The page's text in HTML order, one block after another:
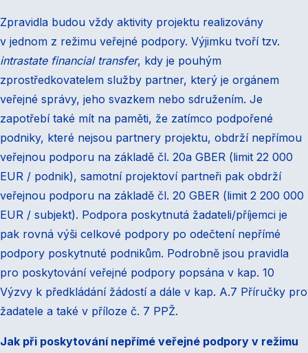
Zpravidla budou vždy aktivity projektu realizovány
v jednom z režimu veřejné podpory. Výjimku tvoří tzv.
intrastate financial transfer, kdy je pouhým
zprostředkovatelem služby partner, který je orgánem
veřejné správy, jeho svazkem nebo sdružením. Je
zapotřebí také mít na paměti, že zatímco podpořené
podniky, které nejsou partnery projektu, obdrží nepřímou
veřejnou podporu na základě čl. 20a GBER (limit 22 000
EUR / podnik), samotní projektoví partneři pak obdrží
veřejnou podporu na základě čl. 20 GBER (limit 2 200 000
EUR / subjekt). Podpora poskytnutá žadateli/příjemci je
pak rovná výši celkové podpory po odečtení nepřímé
podpory poskytnuté podnikům. Podrobně jsou pravidla
pro poskytování veřejné podpory popsána v kap. 10
Výzvy k předkládání žádostí a dále v kap. A.7 Příručky pro
žadatele a také v příloze č. 7 PPŽ.
Jak při poskytování nepřímé veřejné podpory v režimu